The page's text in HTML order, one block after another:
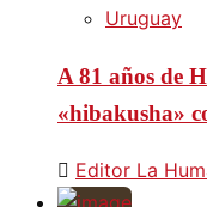
Uruguay
A 81 años de
«hibakusha»
Editor La